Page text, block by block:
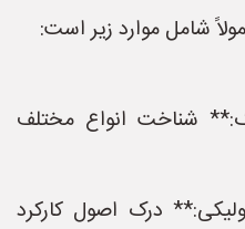
شامل موارد زیر است:
شناخت انواع مختلف
درک اصول کارکرد